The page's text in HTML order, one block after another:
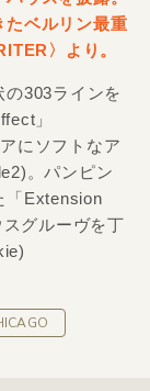
たベルリン最重
〉より。
303ラインを
」
にソフトなア
。パンピン
「Extension
グルーヴを丁